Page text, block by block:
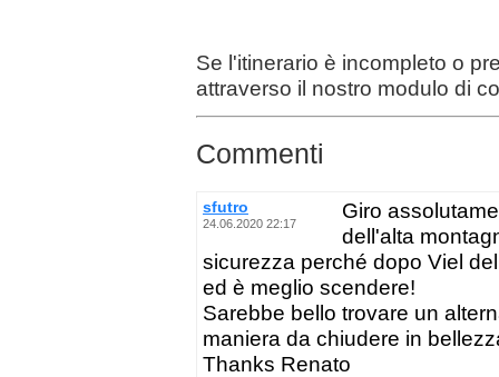
Se l'itinerario è incompleto o
attraverso il nostro modulo di
Commenti
sfutro
24.06.2020 22:17
Giro
dell'alta
sicurezza perché dopo Viel
ed è meglio scendere!
Sarebbe bello trovare un
maniera da chiudere in
Thanks Renato